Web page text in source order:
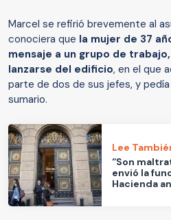
Marcel se refirió brevemente al
conociera que la mujer de 37
mensaje a un grupo de
lanzarse del edificio, en el que
parte de dos de sus jefes, y pedía
sumario.
Lee
“Son
envió la
Hacienda